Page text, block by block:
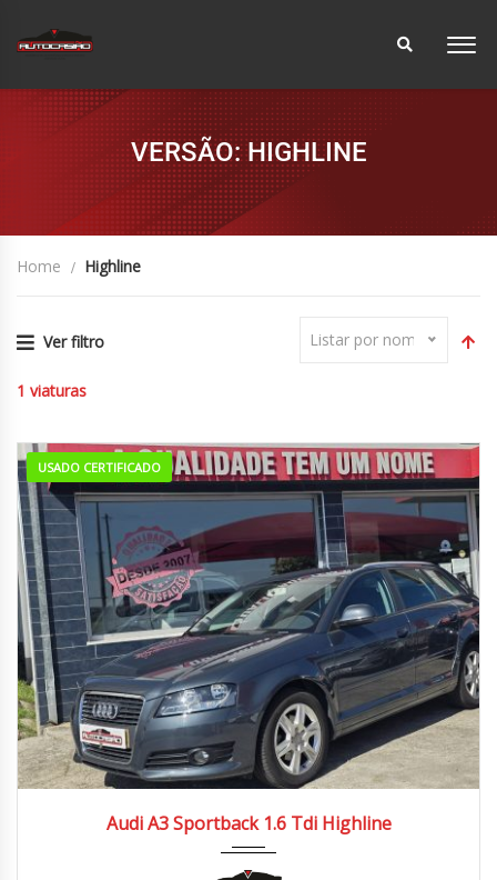
VERSÃO: HIGHLINE
Home Highline
Ver filtro Listar por nome
1 viaturas
USADO CERTIFICADO
Audi A3 Sportback 1.6 Tdi Highline